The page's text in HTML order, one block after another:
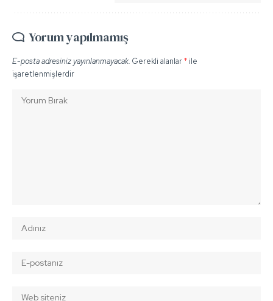
Yorum yapılmamış
E-posta adresiniz yayınlanmayacak. Gerekli alanlar*ile
işaretlenmişlerdir